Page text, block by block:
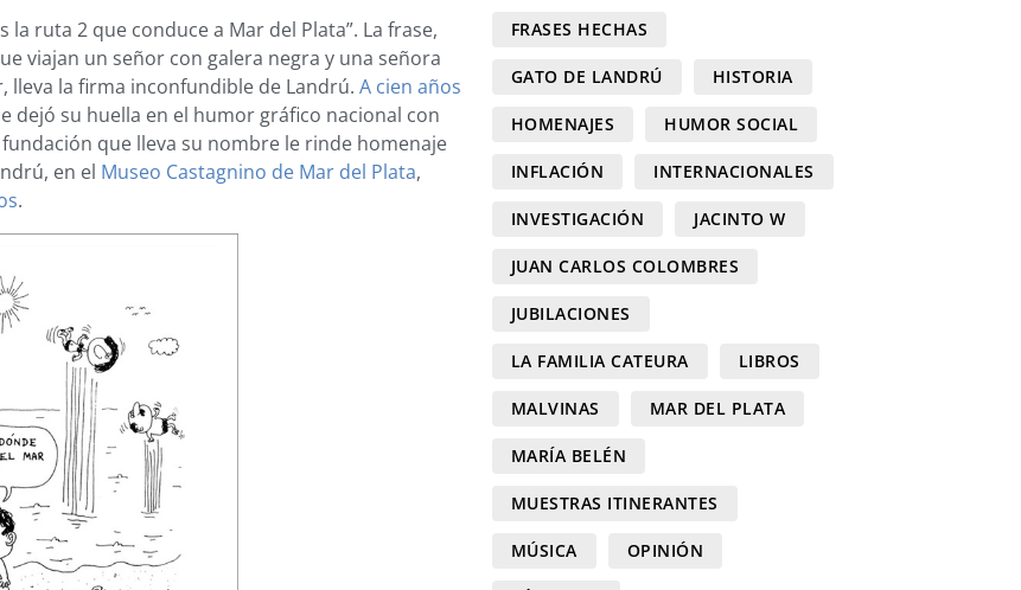
ruta 2 que conduce a Mar del Plata”. La frase,
viajan un señor con galera negra y una señora
lleva la firma inconfundible de Landrú.A cien años
dejó su huella en el humor gráfico nacional con
que lleva su nombre le rinde homenaje
en el Museo Castagnino de Mar del Plata,
.
FRASES HECHAS
GATO DE LANDRÚ HISTORIA
HOMENAJES HUMOR SOCIAL
INFLACIÓN INTERNACIONALES
INVESTIGACIÓN JACINTO W
JUAN CARLOS COLOMBRES
JUBILACIONES
LA FAMILIA CATEURA LIBROS
MALVINAS MAR DEL PLATA
MARÍA BELÉN
MUESTRAS ITINERANTES
MÚSICA OPINIÓN